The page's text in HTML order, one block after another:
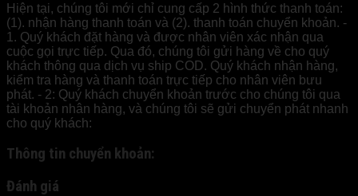
Hiện tại, chúng tôi mới chỉ cung cấp 2 hình thức thanh toán:
(1). nhận hàng thanh toán và (2). thanh toán chuyển khoản. -
1. Quý khách đặt hàng và được nhân viên xác nhận qua
cuộc gọi trực tiếp. Qua đó, chúng tôi gửi hàng về cho quý
khách thông qua dịch vụ ship COD. Quý khách nhận hàng,
kiểm tra hàng và thanh toán trực tiếp cho nhân viên bưu
phát. - 2: Quý khách chuyển khoản trước cho chúng tôi qua
tài khoản nhân hàng, và chúng tôi sẽ gửi chuyển phát nhanh
cho quý khách:
Thông tin chuyển khoản:
Đánh giá